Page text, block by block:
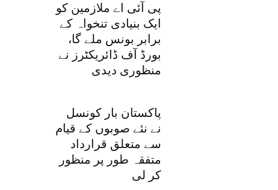
پی آئی اے ملازمین کو
ایک بنیادی تنخواہ کے
برابر بونس ملے گا،
بورڈ آف ڈائریکٹرز نے
منظوری دیدی
پاکستان بار کونسل
نے نئے صوبوں کے قیام
سے متعلق قرارداد
متفقہ طور پر منظور
کر لی